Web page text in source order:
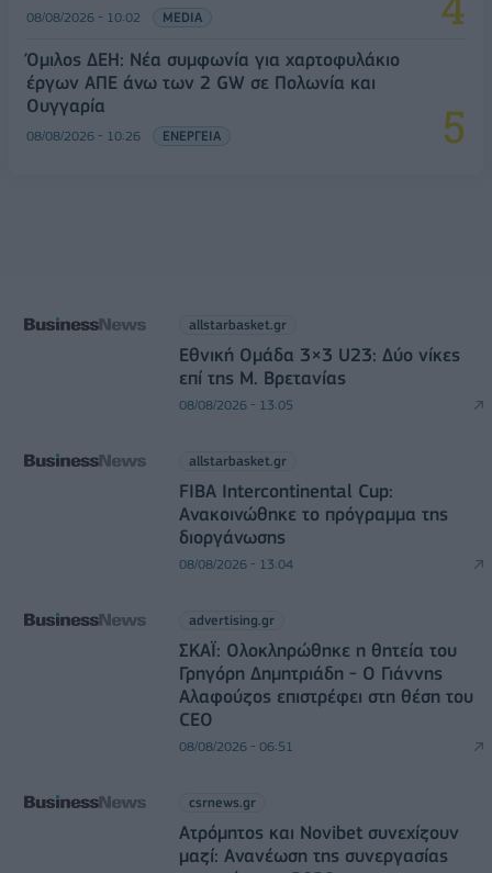
08/08/2026 - 10:02 MEDIA
Όμιλος ΔΕΗ: Νέα συμφωνία για χαρτοφυλάκιο
έργων ΑΠΕ άνω των 2 GW σε Πολωνία και
Ουγγαρία
08/08/2026 - 10:26 ΕΝΕΡΓΕΙΑ
allstarbasket.gr
Εθνική Ομάδα 3×3 U23: Δύο νίκες
επί της Μ. Βρετανίας
08/08/2026 - 13:05
allstarbasket.gr
FIBA Intercontinental Cup:
Ανακοινώθηκε το πρόγραμμα της
διοργάνωσης
08/08/2026 - 13:04
advertising.gr
ΣΚΑΪ: Ολοκληρώθηκε η θητεία του
Γρηγόρη Δημητριάδη - Ο Γιάννης
Αλαφούζος επιστρέφει στη θέση του
CEO
08/08/2026 - 06:51
csrnews.gr
Ατρόμητος και Novibet συνεχίζουν
μαζί: Ανανέωση της συνεργασίας